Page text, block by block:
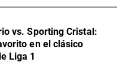
vs. Sporting Cristal:
en el clásico
Liga 1